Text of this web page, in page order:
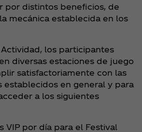
por distintos beneficios, de
mecánica establecida en los
los participantes
diversas estaciones de juego
satisfactoriamente con las
establecidos en general y para
a los siguientes
VIP por día para el Festival